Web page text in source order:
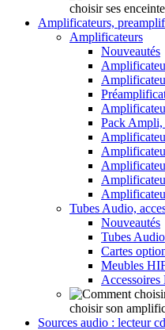
choisir ses
Amplificateurs,
Amplificateurs
Nouveautés
Pack Ampli,
Tubes Audio,
Nouveautés
Tubes Audio
Cartes
Meubles
choisir son
Sources audio : lecteur